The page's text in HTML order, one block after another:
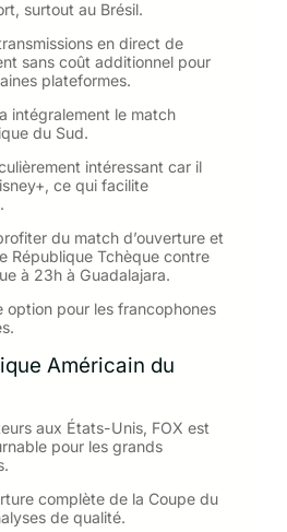
surtout au Brésil.
en direct de
sans coût additionnel pour
plateformes.
intégralement le match
du Sud.
intéressant car il
ce qui facilite
du match d’ouverture et
République Tchèque contre
à 23h à Guadalajara.
option pour les francophones
Américain du
aux États-Unis, FOX est
pour les grands
complète de la Coupe du
de qualité.